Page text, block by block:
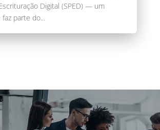
Digital (SPED) — um
parte do...